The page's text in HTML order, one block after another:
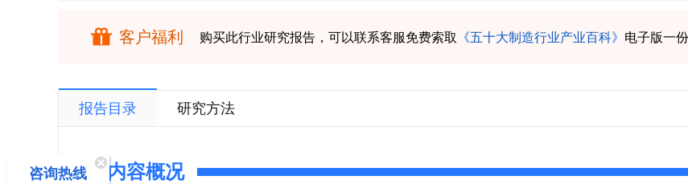
客户福利 购买此行业研究报告，可以联系客服免费索取 《五十大制造行业产业百科》 电子版一
报告目录 研究方法
内容概况
咨询热线